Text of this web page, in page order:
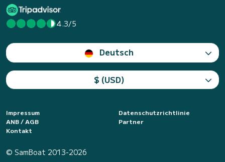
4.3/5
Deutsch
$ (USD)
Impressum
Datenschutzrichtlinie
ANB / AGB
Partner
Kontakt
© SamBoat 2013-2026